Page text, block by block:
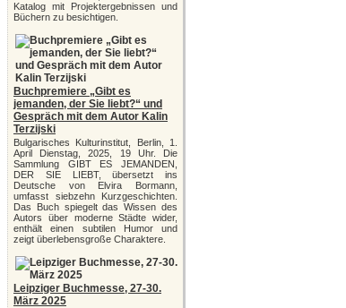
Katalog mit Projektergebnissen und
Büchern zu besichtigen.
Buchpremiere „Gibt es
jemanden, der Sie liebt?“ und
Gespräch mit dem Autor Kalin
Terzijski
Bulgarisches Kulturinstitut, Berlin, 1.
April Dienstag, 2025, 19 Uhr. Die
Sammlung GIBT ES JEMANDEN,
DER SIE LIEBT, übersetzt ins
Deutsche von Elvira Bormann,
umfasst siebzehn Kurzgeschichten.
Das Buch spiegelt das Wissen des
Autors über moderne Städte wider,
enthält einen subtilen Humor und
zeigt überlebensgroße Charaktere.
Leipziger Buchmesse, 27-30.
März 2025